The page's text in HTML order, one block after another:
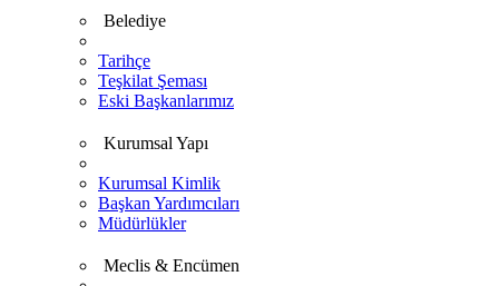
Belediye
Tarihçe
Teşkilat Şeması
Eski Başkanlarımız
Kurumsal Yapı
Kurumsal Kimlik
Başkan Yardımcıları
Müdürlükler
Meclis & Encümen